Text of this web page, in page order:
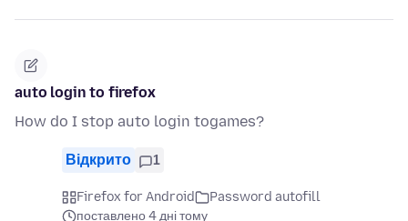
auto login to firefox
How do I stop auto login togames?
Відкрито 1
Firefox for Android
Password autofill
поставлено 4 дні тому